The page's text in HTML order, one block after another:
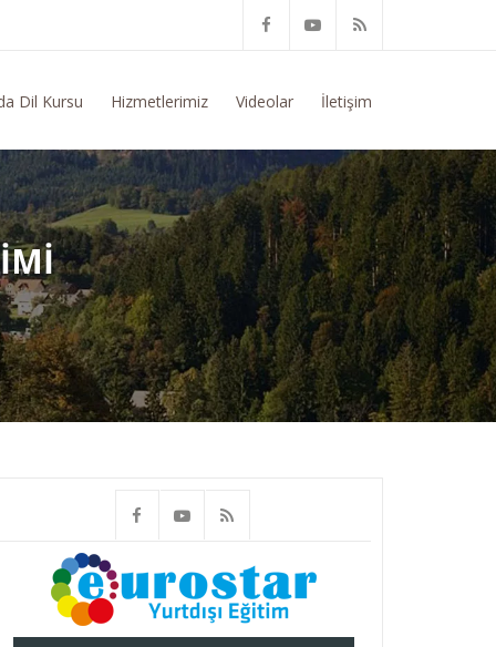
Dil Kursu Hizmetlerimiz Videolar İletişim